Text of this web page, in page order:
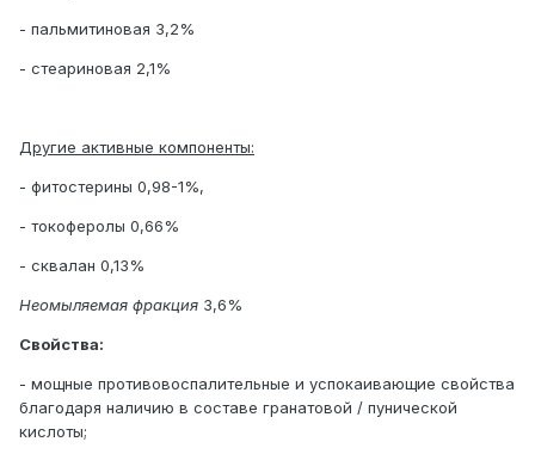
- пальмитиновая 3,2%
- стеариновая 2,1%
Другие активные компоненты:
- фитостерины 0,98-1%,
- токоферолы 0,66%
- сквалан 0,13%
Неомыляемая фракция 3,6%
Свойства:
- мощные противовоспалительные и успокаивающие свойства
благодаря наличию в составе гранатовой / пунической
кислоты;